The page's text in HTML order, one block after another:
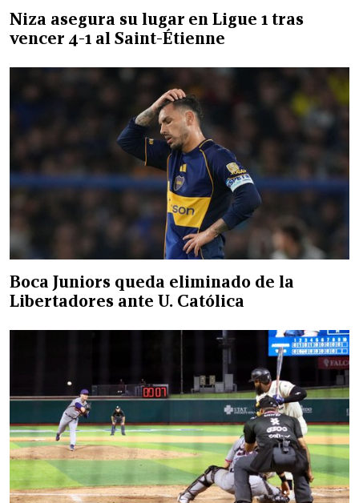
Niza asegura su lugar en Ligue 1 tras
vencer 4-1 al Saint-Étienne
Boca Juniors queda eliminado de la
Libertadores ante U. Católica